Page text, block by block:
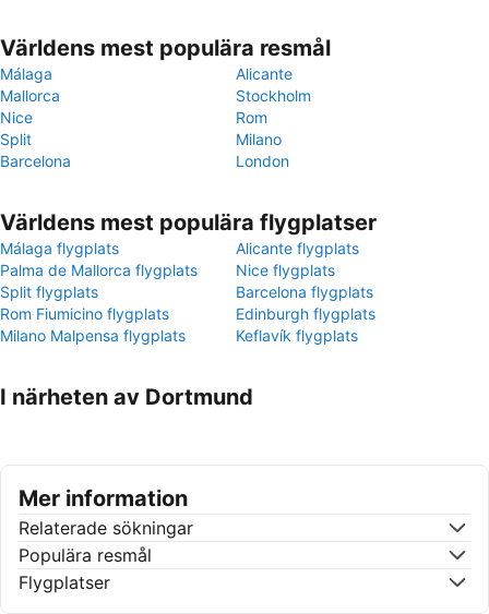
Världens mest populära resmål
Málaga
Alicante
Mallorca
Stockholm
Nice
Rom
Split
Milano
Barcelona
London
Världens mest populära flygplatser
Málaga flygplats
Alicante flygplats
Palma de Mallorca flygplats
Nice flygplats
Split flygplats
Barcelona flygplats
Rom Fiumicino flygplats
Edinburgh flygplats
Milano Malpensa flygplats
Keflavík flygplats
I närheten av Dortmund
Mer information
Relaterade sökningar
Populära resmål
Flygplatser